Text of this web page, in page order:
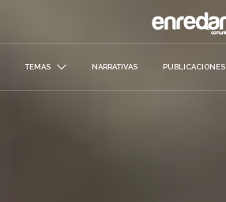
TEMAS NARRATIVAS PUBLICACIONES